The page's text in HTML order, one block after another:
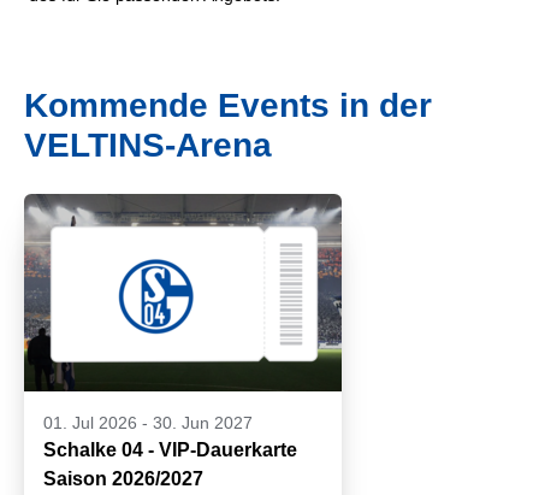
Kommende Events in der
VELTINS-Arena
01. Jul 2026 - 30. Jun 2027
Schalke 04 - VIP-Dauerkarte
Saison 2026/2027